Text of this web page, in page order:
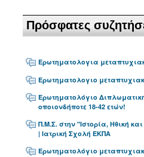
Πρόσφατες
Ερωτηματολογια
Ερωτηματολογιο
Ερωτηματολόγιο
οποιονδήποτε 18-42 ετών!
Π.Μ.Σ. στην "Ιστορία, Ηθική
| Ιατρική Σχολή ΕΚΠΑ
Ερωτηματολόγιο